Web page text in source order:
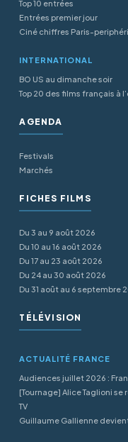
Top 10 entrées
Entrées premier jour
Ciné chiffres Paris-
INTERNATIONAL
BO US au dimanche soir
Top 20 des films français à
AGENDA
Festivals
Marchés
FICHES FILMS
Du 3 au 9 août 2026
Du 10 au 16 août 2026
Du 17 au 23 août 2026
Du 24 au 30 août 2026
Du 31 août au 6 septembre
TÉLÉVISION
ACTUALITÉ FRANCE
Audiences juillet 2026 :
[Tournage] Alice Taglioni
TV
Guillaume Gallienne